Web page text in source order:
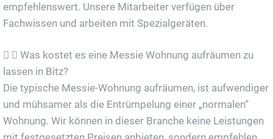
empfehlenswert. Unsere Mitarbeiter verfügen über
Fachwissen und arbeiten mit Spezialgeräten.
Was kostet es eine Messie Wohnung aufräumen zu
lassen in Bitz?
Die typische Messie-Wohnung aufräumen, ist aufwendiger
und mühsamer als die Entrümpelung einer „normalen“
Wohnung. Wir können in dieser Branche keine Leistungen